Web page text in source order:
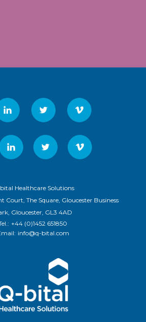
Healthcare Solutions
Court, The Square, Gloucester Business
Gloucester, GL3 4AD
+44 (0)1452 651850
info@q-bital.com